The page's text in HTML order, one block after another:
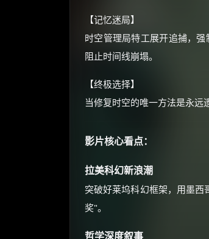
【记忆迷局】
时空管理局特工展开追捕，
阻止时间线崩塌。
【终极选择】
当修复时空的唯一方法是永远
影片核心看点：
拉美科幻新浪潮
突破好莱坞科幻框架，用墨
奖"。
哲学深度叙事